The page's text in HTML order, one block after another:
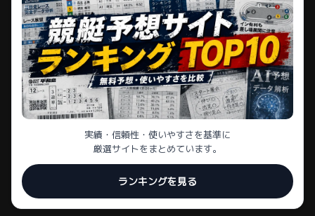
実績・信頼性・使いやすさを基準に
厳選サイトをまとめています。
ランキングを見る